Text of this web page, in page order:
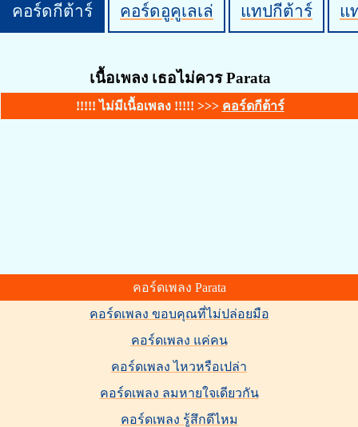
คอร์ดกีต้าร์ คอร์ดอูคูเลเล่ แทปกีต้าร์ แ
เนื้อเพลง เธอไม่ควร Parata
!!!!! ไม่มีเนื้อเพลง !!!!! >>> คอร์ดกีต้าร์
คอร์ดเพลง Parata
คอร์ดเพลง ขอบคุณที่ไม่ปล่อยมือ
คอร์ดเพลง แค่คน
คอร์ดเพลง ไหวหรือเปล่า
คอร์ดเพลง ลมหายใจเดียวกัน
คอร์ดเพลง รู้สึกดีไหม